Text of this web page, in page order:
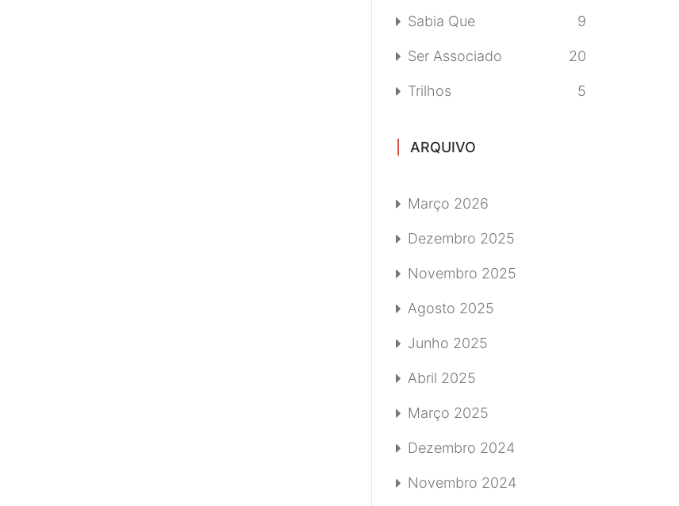
Sabia Que 9
Ser Associado 20
Trilhos 5
ARQUIVO
Março 2026
Dezembro 2025
Novembro 2025
Agosto 2025
Junho 2025
Abril 2025
Março 2025
Dezembro 2024
Novembro 2024